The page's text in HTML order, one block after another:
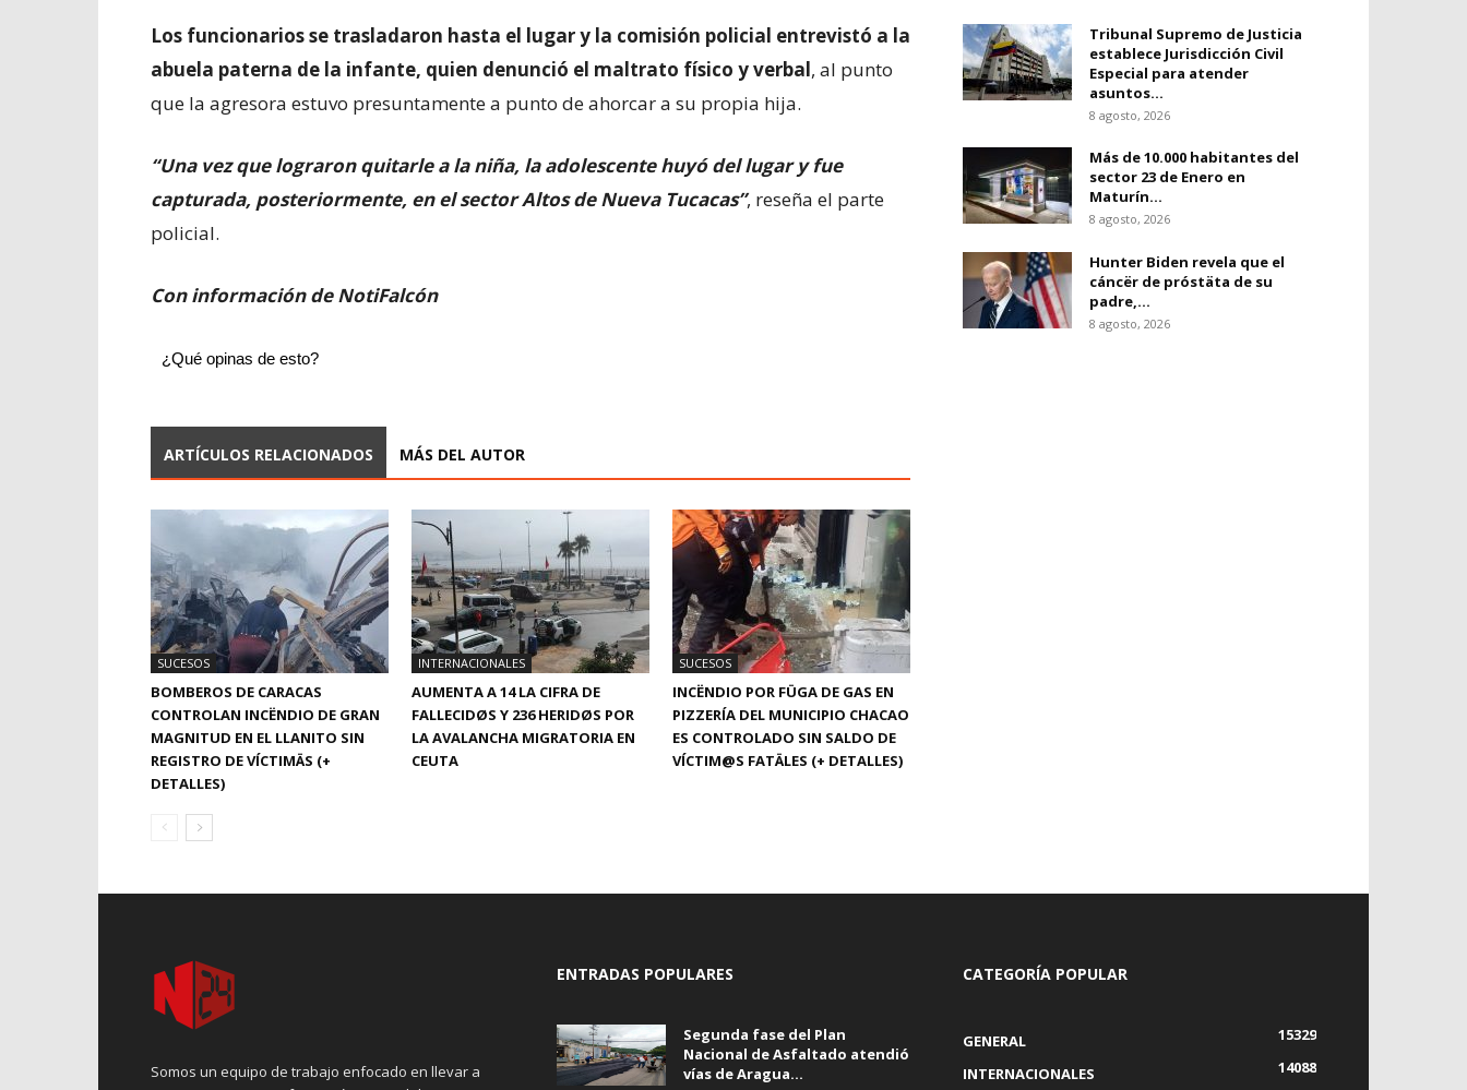
Los funcionarios se trasladaron hasta el lugar y la comisión policial entrevistó a la
abuela paterna de la infante, quien denunció el maltrato físico y verbal, al punto
que la agresora estuvo presuntamente a punto de ahorcar a su propia hija.
“Una vez que lograron quitarle a la niña, la adolescente huyó del lugar y fue
capturada, posteriormente, en el sector Altos de Nueva Tucacas”, reseña el parte
policial.
Con información de NotiFalcón
¿Qué opinas de esto?
ARTÍCULOS RELACIONADOS MÁS DEL AUTOR
SUCESOS
BOMBEROS DE CARACAS
CONTROLAN INCËNDIO DE GRAN
MAGNITUD EN EL LLANITO SIN
REGISTRO DE VÍCTIMÄS (+
DETALLES)
INTERNACIONALES
AUMENTA A 14 LA CIFRA DE
FALLECIDØS Y 236 HERIDØS POR
LA AVALANCHA MIGRATORIA EN
CEUTA
SUCESOS
INCËNDIO POR FÜGA DE GAS EN
PIZZERÍA DEL MUNICIPIO CHACAO
ES CONTROLADO SIN SALDO DE
VÍCTIM@S FATÄLES (+ DETALLES)
Tribunal Supremo de Justicia
establece Jurisdicción Civil
Especial para atender
asuntos...
8 agosto, 2026
Más de 10.000 habitantes del
sector 23 de Enero en
Maturín...
8 agosto, 2026
Hunter Biden revela que el
cáncër de próstäta de su
padre,...
8 agosto, 2026
Somos un equipo de trabajo enfocado en llevar a
ENTRADAS POPULARES
Segunda fase del Plan
Nacional de Asfaltado atendió
vías de Aragua...
CATEGORÍA POPULAR
GENERAL
15329
INTERNACIONALES
14088